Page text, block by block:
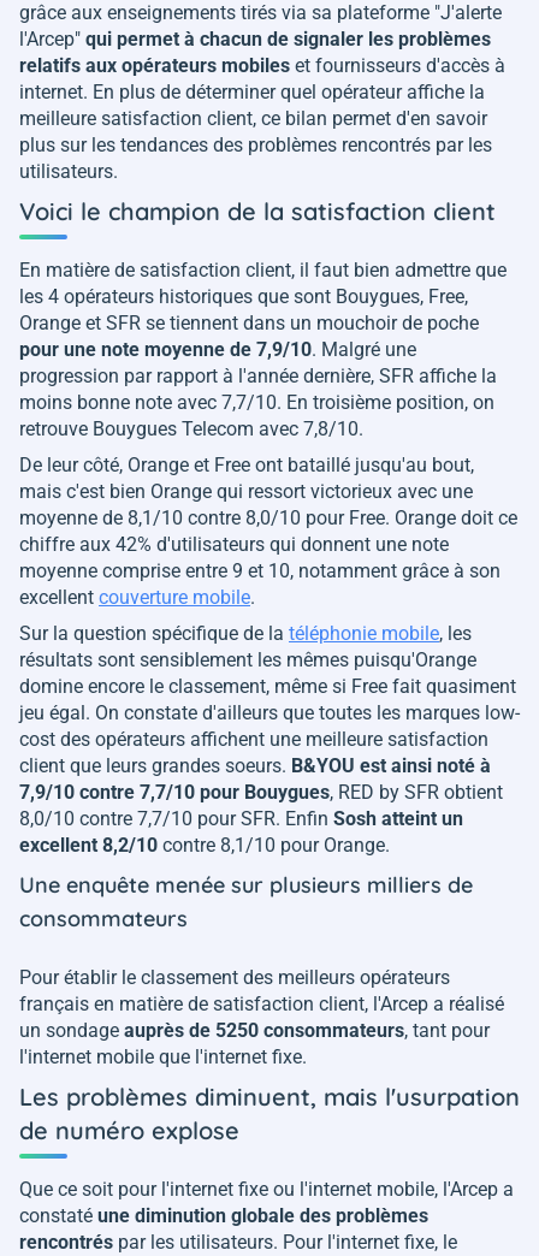
grâce aux enseignements tirés via sa plateforme "J'alerte
l'Arcep" qui permet à chacun de signaler les problèmes
relatifs aux opérateurs mobiles et fournisseurs d'accès à
internet. En plus de déterminer quel opérateur affiche la
meilleure satisfaction client, ce bilan permet d'en savoir
plus sur les tendances des problèmes rencontrés par les
utilisateurs.
Voici le champion de la satisfaction client
En matière de satisfaction client, il faut bien admettre que
les 4 opérateurs historiques que sont Bouygues, Free,
Orange et SFR se tiennent dans un mouchoir de poche
pour une note moyenne de 7,9/10. Malgré une
progression par rapport à l'année dernière, SFR affiche la
moins bonne note avec 7,7/10. En troisième position, on
retrouve Bouygues Telecom avec 7,8/10.
De leur côté, Orange et Free ont bataillé jusqu'au bout,
mais c'est bien Orange qui ressort victorieux avec une
moyenne de 8,1/10 contre 8,0/10 pour Free. Orange doit ce
chiffre aux 42% d'utilisateurs qui donnent une note
moyenne comprise entre 9 et 10, notamment grâce à son
excellent couverture mobile.
Sur la question spécifique de la téléphonie mobile, les
résultats sont sensiblement les mêmes puisqu'Orange
domine encore le classement, même si Free fait quasiment
jeu égal. On constate d'ailleurs que toutes les marques low-
cost des opérateurs affichent une meilleure satisfaction
client que leurs grandes soeurs. B&YOU est ainsi noté à
7,9/10 contre 7,7/10 pour Bouygues, RED by SFR obtient
8,0/10 contre 7,7/10 pour SFR. Enfin Sosh atteint un
excellent 8,2/10 contre 8,1/10 pour Orange.
Une enquête menée sur plusieurs milliers de
consommateurs
Pour établir le classement des meilleurs opérateurs
français en matière de satisfaction client, l'Arcep a réalisé
un sondage auprès de 5250 consommateurs, tant pour
l'internet mobile que l'internet fixe.
Les problèmes diminuent, mais l'usurpation
de numéro explose
Que ce soit pour l'internet fixe ou l'internet mobile, l'Arcep a
constaté une diminution globale des problèmes
rencontrés par les utilisateurs. Pour l'internet fixe, le